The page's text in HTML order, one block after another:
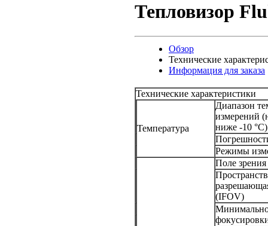
Тепловизор
Обзор
Технические
Информация для заказа
Технические характеристики
Температура
Диапазон
измерений
ниже -10 °C)
Режимы
Поле зрения
(IFOV)